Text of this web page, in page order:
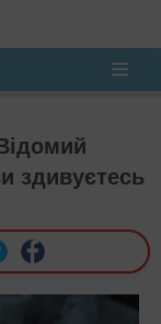
здивуєтесь